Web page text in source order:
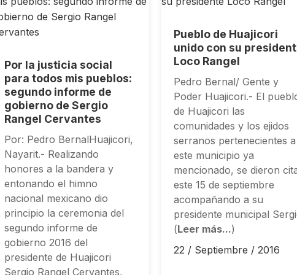
Por la justicia social
para todos mis pueblos:
segundo informe de
gobierno de Sergio
Rangel Cervantes
Por: Pedro BernalHuajicori,
Nayarit.- Realizando
honores a la bandera y
entonando el himno
nacional mexicano dio
principio la ceremonia del
segundo informe de
gobierno 2016 del
presidente de Huajicori
Sergio Rangel Cervantes,
Pueblo de Huajicori
unido con su
Loco Rangel
Pedro Bernal/ Gente y
Poder Huajicori.- El
de Huajicori las
comunidades y los ejidos
serranos pertenecientes a
este municipio ya
mencionado, se dieron
este 15 de septiembre
acompañando a su
presidente municipal
(Leer más...)
22 / Septiembre / 2016